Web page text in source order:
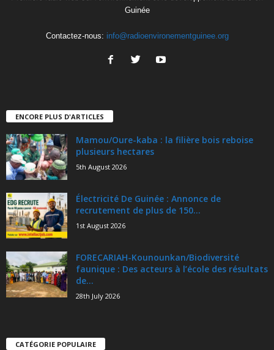
Guinée
Contactez-nous: info@radioenvironementguinee.org
ENCORE PLUS D'ARTICLES
Mamou/Oure-kaba : la filière bois reboise
plusieurs hectares
5th August 2026
Électricité De Guinée : Annonce de
recrutement de plus de 150...
1st August 2026
FORECARIAH-Kounounkan/Biodiversité
faunique : Des acteurs à l’école des résultats
de...
28th July 2026
CATÉGORIE POPULAIRE